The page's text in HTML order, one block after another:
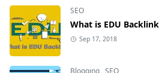
SEO
What is EDU Backlink
Sep 17, 2018
Blogging ,SEO